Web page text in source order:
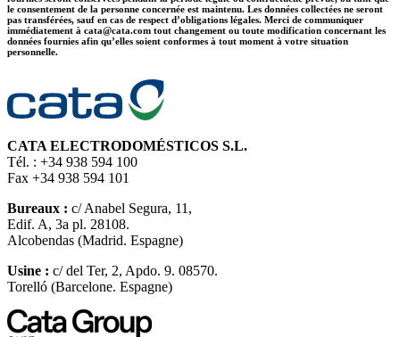
le consentement de la personne concernée est maintenu. Les données collectées ne seront
pas transférées, sauf en cas de respect d’obligations légales. Merci de communiquer
immédiatement à cata@cata.com tout changement ou toute modification concernant les
données fournies afin qu’elles soient conformes à tout moment à votre situation
personnelle.
CATA ELECTRODOMÉSTICOS S.L.
Tél. : +34 938 594 100
Fax +34 938 594 101
Bureaux : c/ Anabel Segura, 11,
Edif. A, 3a pl. 28108.
Alcobendas (Madrid. Espagne)
Usine : c/ del Ter, 2, Apdo. 9. 08570.
Torelló (Barcelone. Espagne)